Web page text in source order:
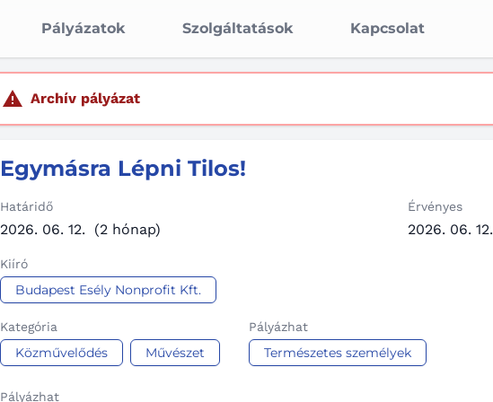
Pályázatok Szolgáltatások Kapcsolat
Archív pályázat
Egymásra Lépni Tilos!
Határidő
2026. 06. 12. (2 hónap)
Érvényes
2026. 06. 12.
Kiíró
Budapest Esély Nonprofit Kft.
Kategória
Közművelődés Művészet
Pályázhat
Természetes személyek
Pályázhat